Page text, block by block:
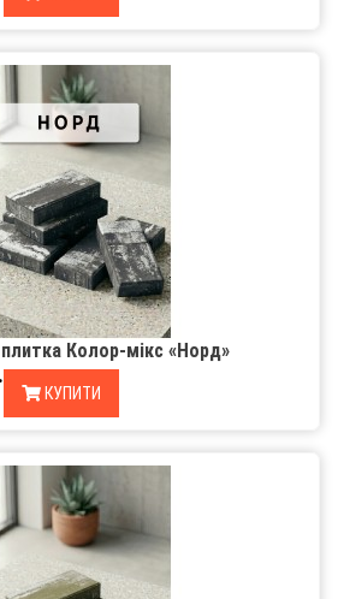
Колор-мікс «Норд»
КУПИТИ